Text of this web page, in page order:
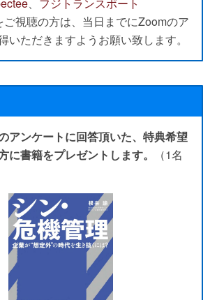
視聴の方は、当日までにZoomのア
いただきますようお願い致します。
アンケートに回答頂いた、特典希望
に書籍をプレゼントします。
（1名